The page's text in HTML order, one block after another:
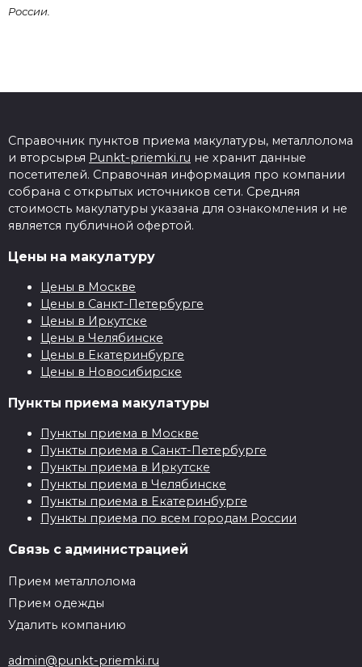
России.
Справочник пунктов приема макулатуры, металлолома
и вторсырья Punkt-priemki.ru не хранит данные
посетителей. Справочная информация про компании
собрана с открытых источников сети. Средняя
стоимость макулатуры указана для ознакомления и не
является публичной офертой.
Цены на макулатуру
Цены в Москве
Цены в Санкт-Петербурге
Цены в Иркутске
Цены в Челябинске
Цены в Екатеринбурге
Цены в Новосибирске
Пункты приема макулатуры
Пункты приема в Москве
Пункты приема в Санкт-Петербурге
Пункты приема в Иркутске
Пункты приема в Челябинске
Пункты приема в Екатеринбурге
Пункты приема по всем городам России
Связь с администрацией
Прием металлолома
Прием одежды
Удалить компанию
admin@punkt-priemki.ru